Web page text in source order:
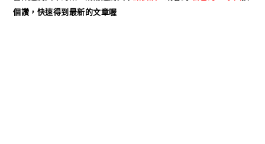
個讚，快速得到最新的文章喔